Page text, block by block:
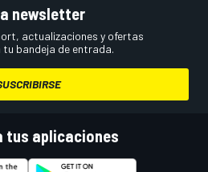
newsletter
actualizaciones y ofertas
bandeja de entrada.
tus aplicaciones